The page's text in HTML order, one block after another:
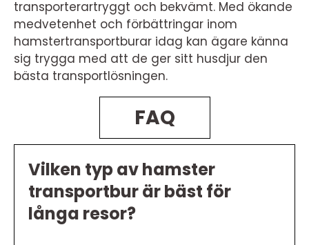
transporterartryggt och bekvämt. Med ökande
medvetenhet och förbättringar inom
hamstertransportburar idag kan ägare känna
sig trygga med att de ger sitt husdjur den
bästa transportlösningen.
FAQ
Vilken typ av hamster
transportbur är bäst för
långa resor?